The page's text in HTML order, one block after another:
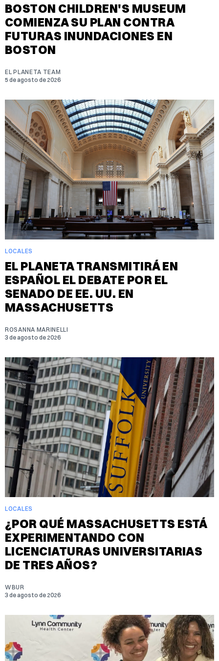
BOSTON CHILDREN'S MUSEUM
COMIENZA SU PLAN CONTRA
FUTURAS INUNDACIONES EN
BOSTON
EL PLANETA TEAM
5 de agosto de 2026
LOCALES
EL PLANETA TRANSMITIRÁ EN
ESPAÑOL EL DEBATE POR EL
SENADO DE EE. UU. EN
MASSACHUSETTS
ROSANNA MARINELLI
3 de agosto de 2026
LOCALES
¿POR QUÉ MASSACHUSETTS ESTÁ
EXPERIMENTANDO CON
LICENCIATURAS UNIVERSITARIAS
DE TRES AÑOS?
WBUR
3 de agosto de 2026